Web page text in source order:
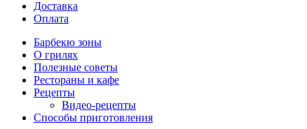
Доставка
Оплата
Барбекю зоны
О грилях
Полезные советы
Рестораны и кафе
Рецепты
Видео-рецепты
Способы приготовления